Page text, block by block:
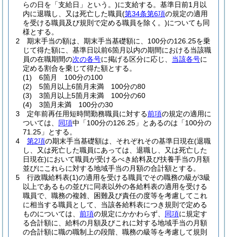
らの日を「支給日」という。)に支給する。 基準日前1月以
内に退職し、又は死亡した職員(第34条第6項の規定の適用
を受ける職員及び規則で定める職員を除く。)についても同
様とする。
2
期末手当の額は、期末手当基礎額に、100分の126.25を乗
じて得た額に、基準日以前6箇月以内の期間における当該職
員の在職期間の次の各号に掲げる区分に応じ、 当該各号に
定める割合を乗じて得た額とする。
(1)
6箇月 100分の100
(2)
5箇月以上6箇月未満 100分の80
(3)
3箇月以上5箇月未満 100分の60
(4)
3箇月未満 100分の30
3
定年前再任用短時間勤務職員に対する前項の規定の適用に
ついては、 同項中「100分の126.25」とあるのは「100分の
71.25」とする。
4
第2項の期末手当基礎額は、それぞれその基準日現在(退職
し、又は死亡した職員にあっては、退職し、又は死亡した
日現在)において職員が受けるべき給料及び扶養手当の月額
並びにこれらに対する地域手当の月額の合計額とする。
5
行政職給料表(1)の適用を受ける職員でその職務の級が3級
以上であるもの並びに同表以外の各給料表の適用を受ける
職員で、職務の複雑、困難及び責任の度等を考慮してこれ
に相当する職員として、当該各給料表につき規則で定める
ものについては、 前項の規定にかかわらず、 同項に規定す
る合計額に、給料の月額及びこれに対する地域手当の月額
の合計額に職の職制上の段階、職務の級等を考慮して規則